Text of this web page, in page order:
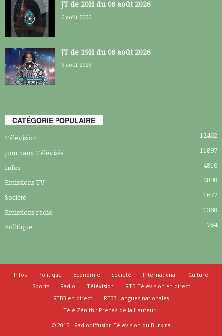
JT de 20H du 06 août 2026
6 août 2026
JT de 19H du 06 août 2026
6 août 2026
CATÉGORIE POPULAIRE
Télévision 12462
Journaux Télévisés 11897
Infos 4810
Emissions TV 2898
Société 1677
Emissions radio 1368
Politique 784
Infos Politique Economie Société International
Culture
Sports
Radio Télévision
RTB Télévision en direct
RTB3 en direct
RTB3 Langues nationales
Télé Zénith : Prenez de la Hauteur !
© 2015 - Radiodiffusion Télévision du Burkina